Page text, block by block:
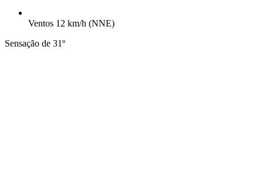
Ventos 12 km/h (NNE)
Sensação de 31º